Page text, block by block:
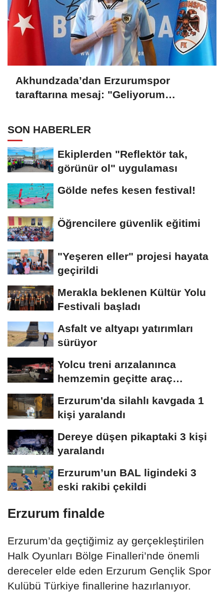
Akhundzada’dan Erzurumspor
taraftarına mesaj: "Geliyorum
SON HABERLER
Ekiplerden "Reflektör tak,
görünür ol" uygulaması
Gölde nefes kesen festival!
Öğrencilere güvenlik eğitimi
"Yeşeren eller" projesi hayata
geçirildi
Merakla beklenen Kültür Yolu
Festivali başladı
Asfalt ve altyapı yatırımları
sürüyor
Yolcu treni arızalanınca
hemzemin geçitte araç
Erzurum'da silahlı kavgada 1
kişi yaralandı
Dereye düşen pikaptaki 3 kişi
yaralandı
Erzurum’un BAL ligindeki 3
eski rakibi çekildi
Erzurum finalde
Erzurum’da geçtiğimiz ay gerçekleştirilen
Halk Oyunları Bölge Finalleri’nde önemli
dereceler elde eden Erzurum Gençlik Spor
Kulübü Türkiye finallerine hazırlanıyor.